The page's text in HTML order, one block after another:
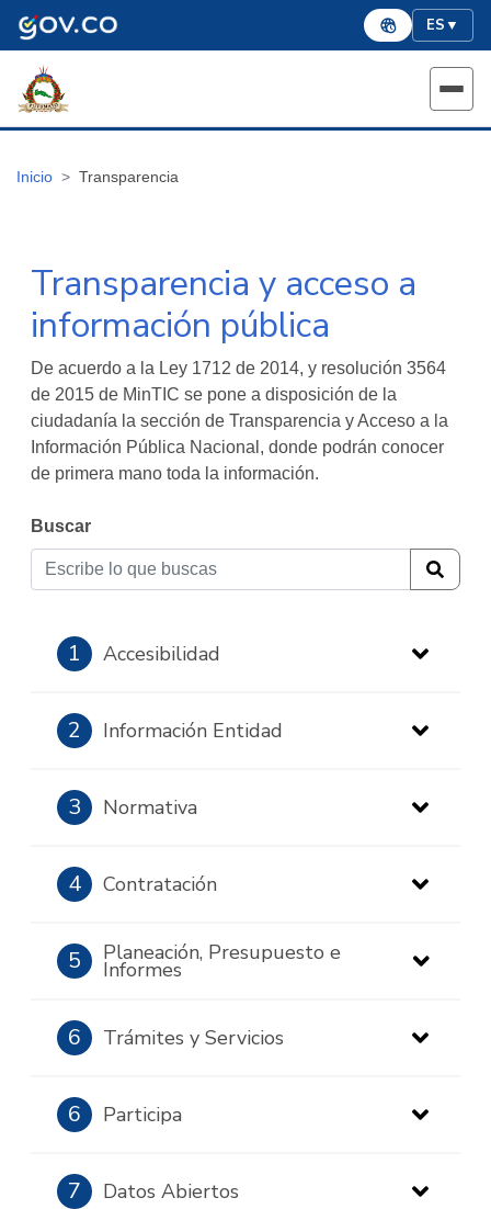
ES▼
Inicio Transparencia
Transparencia y acceso a
información pública
De acuerdo a la Ley 1712 de 2014, y resolución 3564
de 2015 de MinTIC se pone a disposición de la
ciudadanía la sección de Transparencia y Acceso a la
Información Pública Nacional, donde podrán conocer
de primera mano toda la información.
Buscar
1 Accesibilidad
2 Información Entidad
3 Normativa
4 Contratación
5 Planeación, Presupuesto e
Informes
6 Trámites y Servicios
6 Participa
7 Datos Abiertos